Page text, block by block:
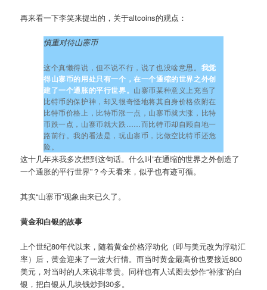
再来看一下李笑来提出的，关于altcoins的观点：
慎重对待山寨币
这个真懒得说，但不说不行，说了也没啥意思。 我觉
得山寨币的用处只有一个，在一个通缩的世界之外创
建了一个通胀的平行世界。 山寨币某种意义上充当了
比特币的保护神，却又很奇怪地将其自身价格依附在
比特币价格上，比特币涨一点，山寨币就大涨，比特
币跌一点，山寨币就大跌……而比特币却自顾自地一
路前行。我的看法是，玩山寨币，比做空比特币还危
险。
这十几年来我多次想到这句话。什么叫”在通缩的世界之外创造了
一个通胀的平行世界”？今天看来，似乎也有迹可循。
其实“山寨币”现象由来已久了。
黄金和白银的故事
上个世纪80年代以来，随着黄金价格浮动化（即与美元改为浮动汇
率）后，黄金迎来了一波大行情。而当时黄金最高价也要接近800
美元，对当时的人来说非常贵。同样也有人试图去炒作“补涨”的白
银，把白银从几块钱炒到30多。